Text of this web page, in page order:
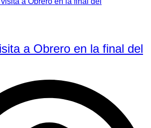
a Obrero en la final del